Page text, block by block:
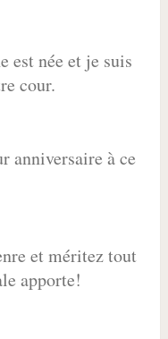
est née et je suis
cour.
anniversaire à ce
et méritez tout
apporte!